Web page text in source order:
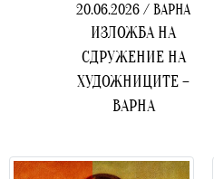
20.06.2026 / ВАРНА
ИЗЛОЖБА НА
СДРУЖЕНИЕ НА
ХУДОЖНИЦИТЕ –
ВАРНА